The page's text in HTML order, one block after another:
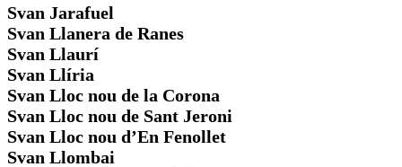
Svan Jarafuel
Svan Llanera de Ranes
Svan Llaurí
Svan Llíria
Svan Lloc nou de la Corona
Svan Lloc nou de Sant Jeroni
Svan Lloc nou d’En Fenollet
Svan Llombai